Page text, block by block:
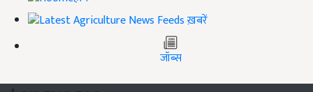
ख़बरें
जॉब्स